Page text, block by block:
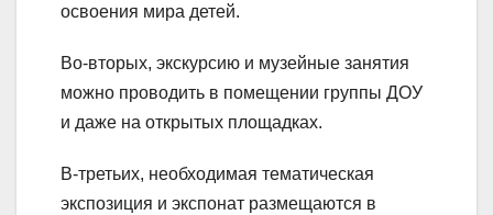
освоения мира детей.
Во-вторых, экскурсию и музейные занятия
можно проводить в помещении группы ДОУ
и даже на открытых площадках.
В-третьих, необходимая тематическая
экспозиция и экспонат размещаются в